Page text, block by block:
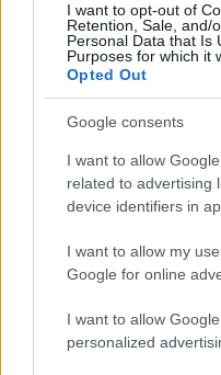
I want to opt-out of
Retention, Sale, and/
Personal Data that Is
Purposes for which it
Opted Out
Google consents
I want to allow
related to advertising
device identifiers in
I want to allow my
Google for online
I want to allow
personalized